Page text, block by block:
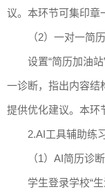
议。本环节可集印章
（2）一对一简
设置“简历加油
一诊断，指出内容结
提供优化建议。本环
2.AI工具辅助练
（1）AI简历诊断
学生登录学校“